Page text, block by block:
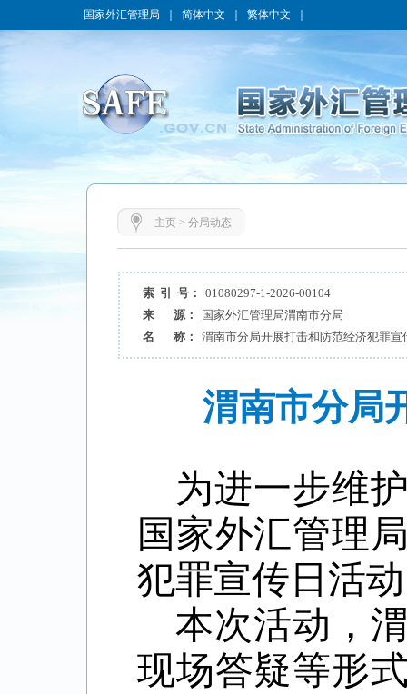
国家外汇管理局 简体中文 繁体中文
主页> 分局动态
索 引 号：
01080297-1-2026-00104
来 源：
国家外汇管理局渭南市分局
名 称：
渭南市分局开展打击和防范经济犯罪宣
渭南市分局
为进一步维
国家外汇管理
犯罪宣传日活
本次活动，
现场答疑等形